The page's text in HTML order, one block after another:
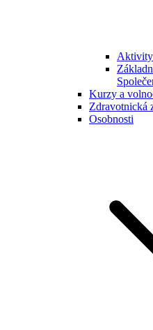
Aktivity
Kurzy a
Zdravotnická
Osobnosti